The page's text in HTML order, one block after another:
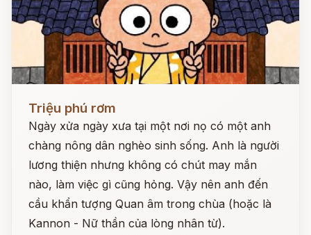
Triệu phú rơm
Ngày xửa ngày xưa tại một nơi nọ có một anh
chàng nông dân nghèo sinh sống. Anh là người
lương thiện nhưng không có chút may mắn
nào, làm việc gì cũng hỏng. Vậy nên anh đến
cầu khẩn tượng Quan âm trong chùa (hoặc là
Kannon - Nữ thần của lòng nhân từ).